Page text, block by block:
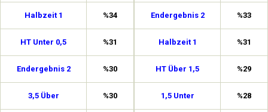
Halbzeit 1 %34
HT Unter 0,5 %31
Endergebnis 2 %30
3,5 Über %30
Endergebnis 2 %33
Halbzeit 1 %31
HT Über 1,5 %29
1,5 Unter %28